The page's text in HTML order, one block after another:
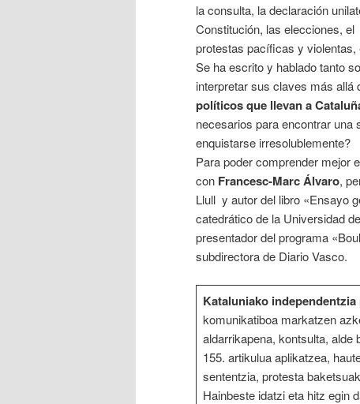
la consulta, la declaración
Constitución, las elecciones,
protestas pacíficas y violentas,
Se ha escrito y hablado tanto
interpretar sus claves más allá
políticos que llevan a
necesarios para encontrar una
enquistarse irresolublemente?
Para poder comprender mejor
con Francesc-Marc Álvaro,
Llull y autor del libro «Ensayo
catedrático de la Universidad
presentador del programa
subdirectora de Diario Vasco.
Kataluniako independentzia
komunikatiboa markatzen
aldarrikapena, kontsulta, alde
155. artikulua aplikatzea,
sententzia, protesta
Hainbeste idatzi eta hitz egin